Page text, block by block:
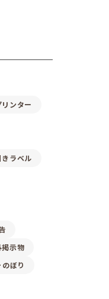
ンター
きラベル
掲示物
ぼり